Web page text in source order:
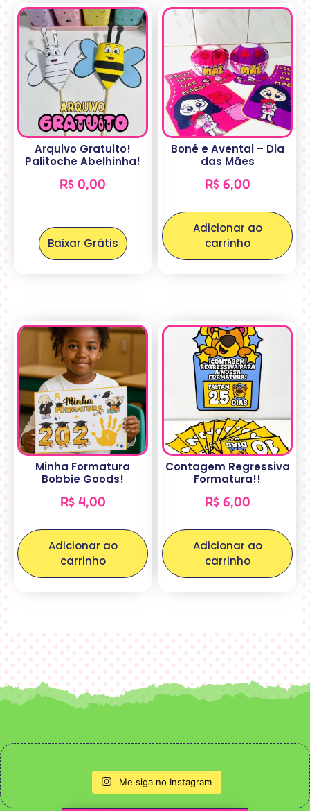
Arquivo Gratuito!
Palitoche Abelhinha!
R$ 0,00
Baixar Grátis
Boné e Avental – Dia
das Mães
R$6,00
Adicionar ao
carrinho
Minha Formatura
Bobbie Goods!
R$4,00
Adicionar ao
carrinho
Contagem Regressiva
Formatura!!
R$6,00
Adicionar ao
carrinho
Me siga no Instagram